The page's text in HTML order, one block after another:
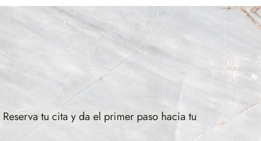
Reserva tu cita y da el primer paso hacia tu